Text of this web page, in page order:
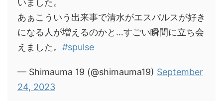
いました。
あぁこういう出来事で清水がエスパルスが好き
になる人が増えるのかと…すごい瞬間に立ち会
えました。 #spulse
— Shimauma 19 (@shimauma19) September
24, 2023